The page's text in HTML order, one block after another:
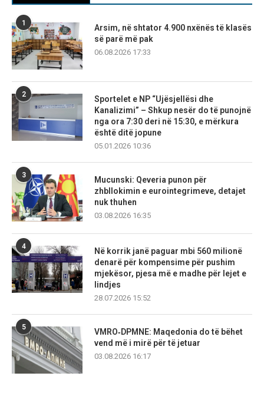
1
Arsim, në shtator 4.900 nxënës të klasës
së parë më pak
06.08.2026 17:33
2
Sportelet e NP “Ujësjellësi dhe
Kanalizimi” – Shkup nesër do të punojnë
nga ora 7:30 deri në 15:30, e mërkura
është ditë jopune
05.01.2026 10:36
3
Mucunski: Qeveria punon për
zhbllokimin e eurointegrimeve, detajet
nuk thuhen
03.08.2026 16:35
4
Në korrik janë paguar mbi 560 milionë
denarë për kompensime për pushim
mjekësor, pjesa më e madhe për lejet e
lindjes
28.07.2026 15:52
5
VMRO‑DPMNE: Maqedonia do të bëhet
vend më i mirë për të jetuar
03.08.2026 16:17